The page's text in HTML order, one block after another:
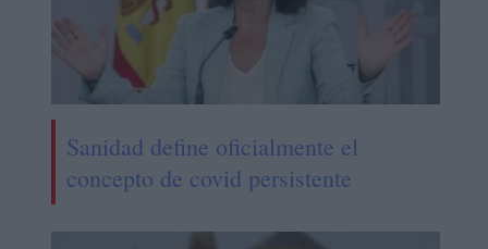
Sanidad define oficialmente el
concepto de covid persistente